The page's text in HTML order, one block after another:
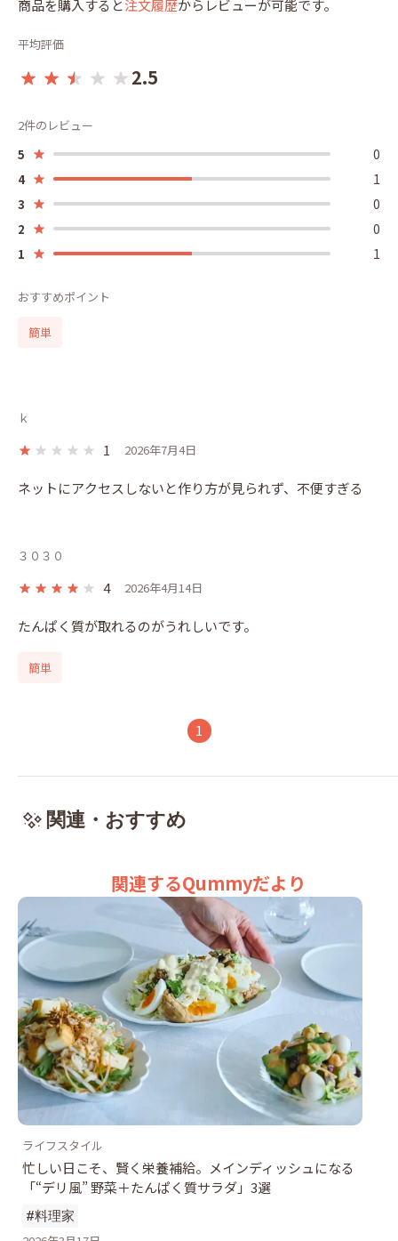
商品を購入すると注文履歴からレビューが可能です。
ｋ
1 2026年7月4日
ネットにアクセスしないと作り方が見られず、不便すぎる
３０３０
4 2026年4月14日
たんぱく質が取れるのがうれしいです。
簡単
1
平均評価
2.5
2件のレビュー
5
0
4 1
3 0
2 0
1 1
おすすめポイント
簡単
関連・おすすめ
関連するQummyだより
ライフスタイル
忙しい日こそ、賢く栄養補給。メインディッシュになる
「“デリ風” 野菜＋たんぱく質サラダ」3選
#料理家